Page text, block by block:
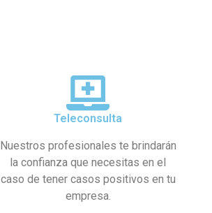
Teleconsulta
Nuestros profesionales te brindarán
la confianza que necesitas en el
caso de tener casos positivos en tu
empresa.